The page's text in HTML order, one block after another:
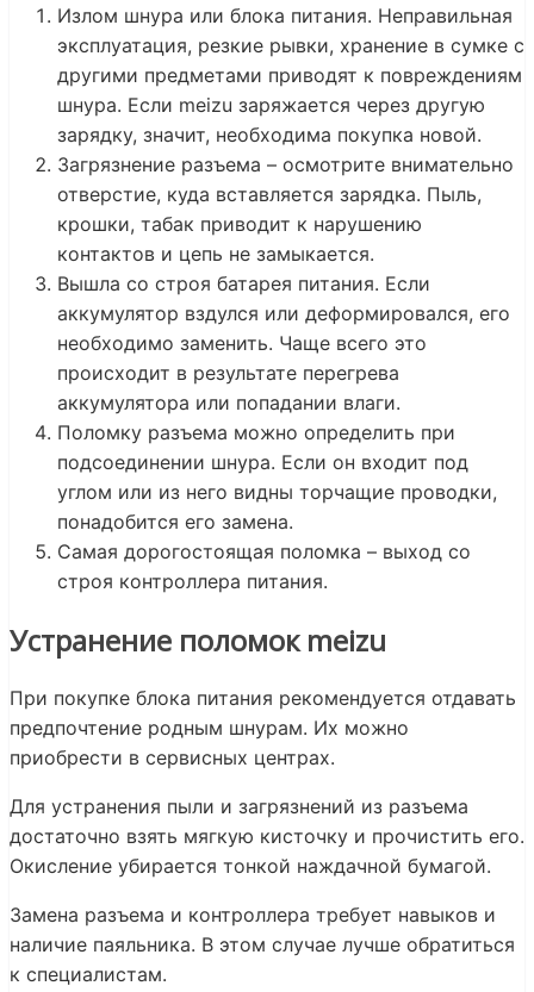
Излом шнура или блока питания. Неправильная
эксплуатация, резкие рывки, хранение в сумке с
другими предметами приводят к повреждениям
шнура. Если meizu заряжается через другую
зарядку, значит, необходима покупка новой.
Загрязнение разъема – осмотрите внимательно
отверстие, куда вставляется зарядка. Пыль,
крошки, табак приводит к нарушению
контактов и цепь не замыкается.
Вышла со строя батарея питания. Если
аккумулятор вздулся или деформировался, его
необходимо заменить. Чаще всего это
происходит в результате перегрева
аккумулятора или попадании влаги.
Поломку разъема можно определить при
подсоединении шнура. Если он входит под
углом или из него видны торчащие проводки,
понадобится его замена.
Самая дорогостоящая поломка – выход со
строя контроллера питания.
Устранение поломок meizu
При покупке блока питания рекомендуется отдавать
предпочтение родным шнурам. Их можно
приобрести в сервисных центрах.
Для устранения пыли и загрязнений из разъема
достаточно взять мягкую кисточку и прочистить его.
Окисление убирается тонкой наждачной бумагой.
Замена разъема и контроллера требует навыков и
наличие паяльника. В этом случае лучше обратиться
к специалистам.